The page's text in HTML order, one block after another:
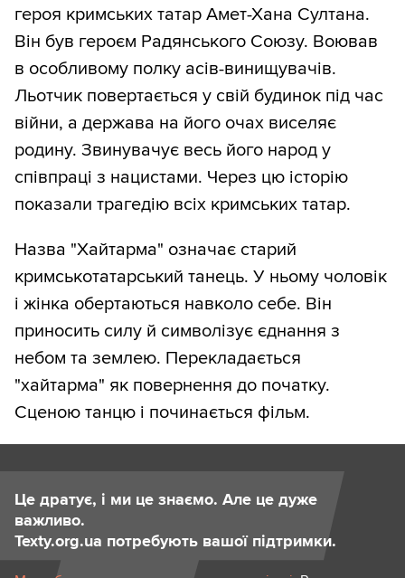
героя кримських татар Амет-Хана Султана.
Він був героєм Радянського Союзу. Воював
в особливому полку асів-винищувачів.
Льотчик повертається у свій будинок під час
війни, а держава на його очах виселяє
родину. Звинувачує весь його народ у
співпраці з нацистами. Через цю історію
показали трагедію всіх кримських татар.
Назва "Хайтарма" означає старий
кримськотатарський танець. У ньому чоловік
і жінка обертаються навколо себе. Він
приносить силу й символізує єднання з
небом та землею. Перекладається
"хайтарма" як повернення до початку.
Сценою танцю і починається фільм.
Це дратує, і ми це знаємо. Але це дуже
важливо.
Texty.org.ua потребують вашої підтримки.